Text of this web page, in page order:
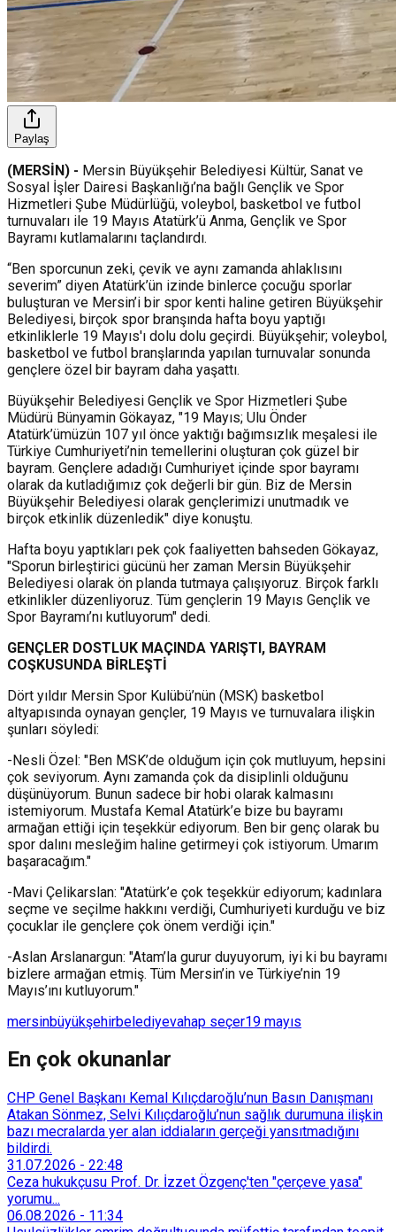
Paylaş
(MERSİN) - Mersin Büyükşehir Belediyesi Kültür, Sanat ve
Sosyal İşler Dairesi Başkanlığı’na bağlı Gençlik ve Spor
Hizmetleri Şube Müdürlüğü, voleybol, basketbol ve futbol
turnuvaları ile 19 Mayıs Atatürk’ü Anma, Gençlik ve Spor
Bayramı kutlamalarını taçlandırdı.
“Ben sporcunun zeki, çevik ve aynı zamanda ahlaklısını
severim” diyen Atatürk’ün izinde binlerce çocuğu sporlar
buluşturan ve Mersin’i bir spor kenti haline getiren Büyükşehir
Belediyesi, birçok spor branşında hafta boyu yaptığı
etkinliklerle 19 Mayıs'ı dolu dolu geçirdi. Büyükşehir; voleybol,
basketbol ve futbol branşlarında yapılan turnuvalar sonunda
gençlere özel bir bayram daha yaşattı.
Büyükşehir Belediyesi Gençlik ve Spor Hizmetleri Şube
Müdürü Bünyamin Gökayaz, "19 Mayıs; Ulu Önder
Atatürk’ümüzün 107 yıl önce yaktığı bağımsızlık meşalesi ile
Türkiye Cumhuriyeti’nin temellerini oluşturan çok güzel bir
bayram. Gençlere adadığı Cumhuriyet içinde spor bayramı
olarak da kutladığımız çok değerli bir gün. Biz de Mersin
Büyükşehir Belediyesi olarak gençlerimizi unutmadık ve
birçok etkinlik düzenledik" diye konuştu.
Hafta boyu yaptıkları pek çok faaliyetten bahseden Gökayaz,
"Sporun birleştirici gücünü her zaman Mersin Büyükşehir
Belediyesi olarak ön planda tutmaya çalışıyoruz. Birçok farklı
etkinlikler düzenliyoruz. Tüm gençlerin 19 Mayıs Gençlik ve
Spor Bayramı’nı kutluyorum" dedi.
GENÇLER DOSTLUK MAÇINDA YARIŞTI, BAYRAM
COŞKUSUNDA BİRLEŞTİ
Dört yıldır Mersin Spor Kulübü’nün (MSK) basketbol
altyapısında oynayan gençler, 19 Mayıs ve turnuvalara ilişkin
şunları söyledi:
-Nesli Özel: "Ben MSK’de olduğum için çok mutluyum, hepsini
çok seviyorum. Aynı zamanda çok da disiplinli olduğunu
düşünüyorum. Bunun sadece bir hobi olarak kalmasını
istemiyorum. Mustafa Kemal Atatürk’e bize bu bayramı
armağan ettiği için teşekkür ediyorum. Ben bir genç olarak bu
spor dalını mesleğim haline getirmeyi çok istiyorum. Umarım
başaracağım."
-Mavi Çelikarslan: "Atatürk’e çok teşekkür ediyorum; kadınlara
seçme ve seçilme hakkını verdiği, Cumhuriyeti kurduğu ve biz
çocuklar ile gençlere çok önem verdiği için."
-Aslan Arslanargun: "Atam’la gurur duyuyorum, iyi ki bu bayramı
bizlere armağan etmiş. Tüm Mersin’in ve Türkiye’nin 19
Mayıs’ını kutluyorum."
mersinbüyükşehirbelediyevahap seçer19 mayıs
En çok okunanlar
CHP Genel Başkanı Kemal Kılıçdaroğlu’nun Basın Danışmanı
Atakan Sönmez, Selvi Kılıçdaroğlu’nun sağlık durumuna ilişkin
bazı mecralarda yer alan iddiaların gerçeği yansıtmadığını
bildirdi.
31.07.2026 - 22:48
Ceza hukukçusu Prof. Dr. İzzet Özgenç'ten "çerçeve yasa"
yorumu...
06.08.2026 - 11:34